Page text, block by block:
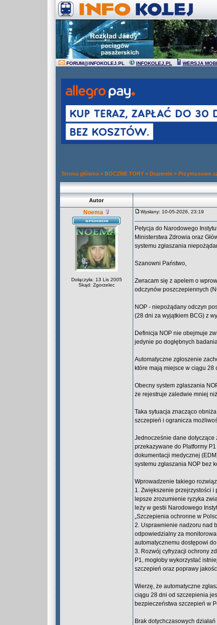
FORUM@INFOKOLEJ.PL INFOKOLEJ.PL WERSJA
Strona główna » BOCZNE TORY » Duperele » Przymusowe
Autor
Noema
Dołączyła: 13 Lis 2005
Skąd: Zgorzelec
Wysłany: 10-05-2026, 23:19
Petycja do Narodowego
Ministerstwa Zdrowia oraz
systemu zgłaszania
Szanowni Państwo,
Zwracam się z apelem o
odczynów poszczepiennych
NOP - niepożądany odczyn
(28 dni za wyjątkiem BCG) z
Definicja NOP nie obejmuje
jedynie po dogłębnych
Automatyczne zgłoszenie
które mają miejsce w ciągu
Obecny system zgłaszania
że rejestruje zaledwie mniej
Taka sytuacja znacząco
szczepień i ogranicza
Jednocześnie dane dotyczące
przekazywane do Platformy
dokumentacji medycznej
systemu zgłaszania NOP bez
Wprowadzenie takiego
1. Zwiększenie przejrzystości
lepsze zrozumienie ryzyka
leży w gestii Narodowego
„Szczepienia ochronne w
2. Usprawnienie nadzoru nad
odpowiedzialny za
automatycznemu dostępowi
3. Rozwój cyfryzacji ochrony
P1, mogłoby wykorzystać
szczepień oraz poprawy
Wierzę, że automatyczne
ciągu 28 dni od szczepienia
bezpieczeństwa szczepień w
Brak dotychczasowych